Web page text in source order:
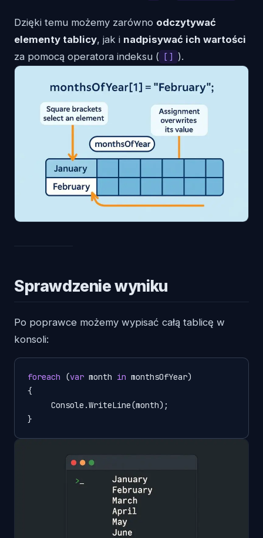
Dzięki temu możemy zarówno odczytywać
elementy tablicy, jak i nadpisywać ich wartości
za pomocą operatora indeksu ( [] ).
Sprawdzenie wyniku
Po poprawce możemy wypisać całą tablicę w
konsoli:
foreach (var month in monthsOfYear)
{
}